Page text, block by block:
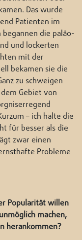
Das wurde
Patienten im
begannen die paläo-
und lockerten
mit der
bekamen sie die
zu schweigen
Gebiet von
– ich halte die
für besser als die
zwar einen
Probleme
Popularität willen
machen,
herankommen?